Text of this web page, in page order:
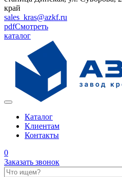
край
sales_kras@azkf.ru
pdfСмотреть
каталог
Каталог
Клиентам
Контакты
0
Заказать звонок
Поиск по каталогу